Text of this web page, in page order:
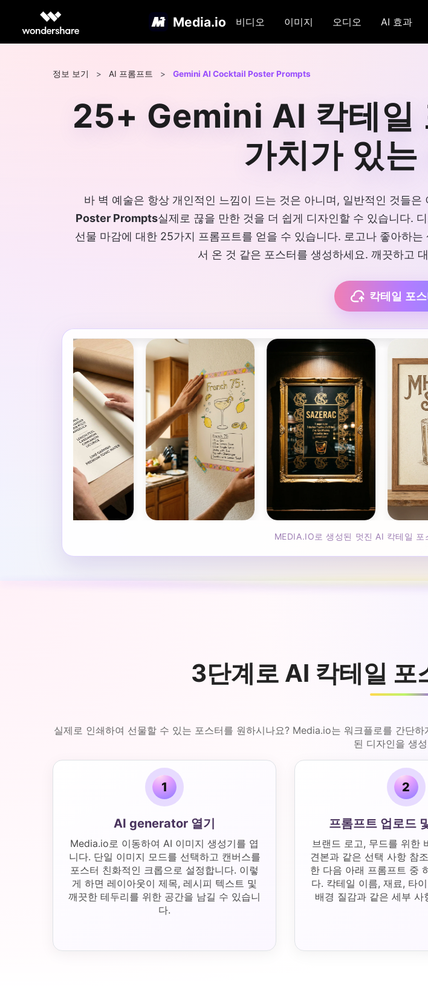
Media.io 비디오 이미지 오디오 AI 효과
정보 보기 > AI 프롬프트 > Gemini AI Cocktail Poster Prompts
25+ Gemini AI 칵테일
가치가 있
바 벽 예술은 항상 개인적인 느낌이 드는 것은 아니며, 일반적인 것들
Poster Prompts실제로 끊을 만한 것을 더 쉽게 디자인할 수 있습니다.
선물 마감에 대한 25가지 프롬프트를 얻을 수 있습니다. 로고나 좋아하
서 온 것 같은 포스터를 생성하세요. 깨끗하고
칵테일 포
MEDIA.IO로 생성된 멋진 AI 칵테일 포
3단계로 AI 칵테일 포
실제로 인쇄하여 선물할 수 있는 포스터를 원하시나요? Media.io는 워크플로를 간단
된 디자인을 생
1
AI generator 열기
Media.io로 이동하여 AI 이미지 생성기를 엽
니다. 단일 이미지 모드를 선택하고 캔버스를
포스터 친화적인 크롭으로 설정합니다. 이렇
게 하면 레이아웃이 제목, 레시피 텍스트 및
깨끗한 테두리를 위한 공간을 남길 수 있습니
다.
2
프롬프트 업로드
브랜드 로고, 무드를 위한
견본과 같은 선택 사항 참
한 다음 아래 프롬프트 중
다. 칵테일 이름, 재료, 타
배경 질감과 같은 세부 사